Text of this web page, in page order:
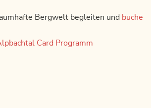
Bergwelt begleiten und buche
Card Programm